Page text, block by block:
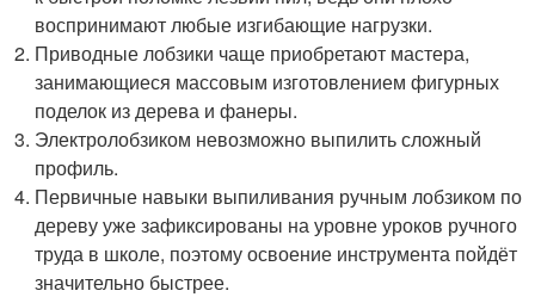
воспринимают любые изгибающие нагрузки.
Приводные лобзики чаще приобретают мастера,
занимающиеся массовым изготовлением фигурных
поделок из дерева и фанеры.
Электролобзиком невозможно выпилить сложный
профиль.
Первичные навыки выпиливания ручным лобзиком по
дереву уже зафиксированы на уровне уроков ручного
труда в школе, поэтому освоение инструмента пойдёт
значительно быстрее.